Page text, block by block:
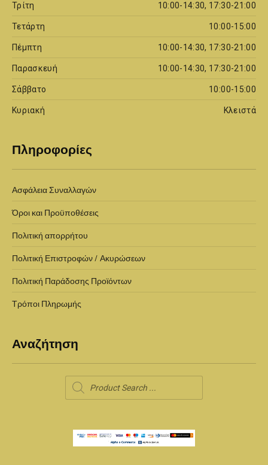
Τρίτη 10:00-14:30, 17:30-21:00
Τετάρτη 10:00-15:00
Πέμπτη 10:00-14:30, 17:30-21:00
Παρασκευή 10:00-14:30, 17:30-21:00
Σάββατο 10:00-15:00
Κυριακή Κλειστά
Πληροφορίες
Ασφάλεια Συναλλαγών
Όροι και Προϋποθέσεις
Πολιτική απορρήτου
Πολιτική Επιστροφών / Ακυρώσεων
Πολιτική Παράδοσης Προϊόντων
Τρόποι Πληρωμής
Αναζήτηση
Products
search